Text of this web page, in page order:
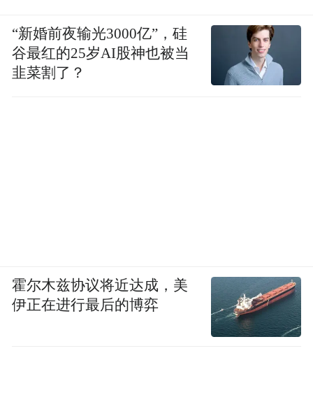
“新婚前夜输光3000亿”，硅
谷最红的25岁AI股神也被当
韭菜割了？
霍尔木兹协议将近达成，美
伊正在进行最后的博弈